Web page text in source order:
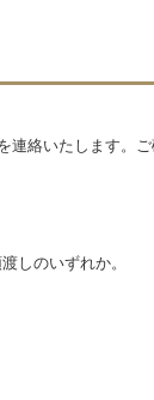
絡いたします。
しのいずれか。